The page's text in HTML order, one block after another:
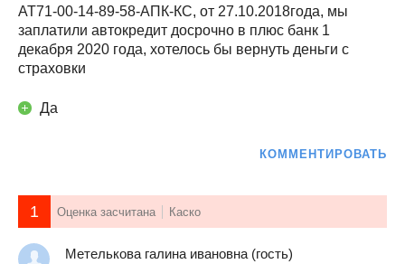
АТ71-00-14-89-58-АПК-КС, от 27.10.2018года, мы
заплатили автокредит досрочно в плюс банк 1
декабря 2020 года, хотелось бы вернуть деньги с
страховки
Да
КОММЕНТИРОВАТЬ
1 Оценка засчитана Каско
Метелькова галина ивановна (гость)